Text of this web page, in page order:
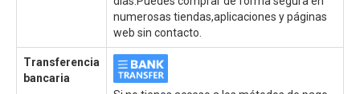
numerosas tiendas,aplicaciones y páginas
web sin contacto.
Transferencia
bancaria